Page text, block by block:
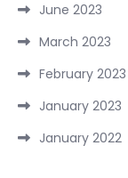
June 2023
March 2023
February 2023
January 2023
January 2022